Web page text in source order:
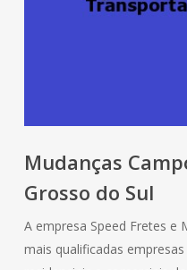
Mudanças
Grosso do Sul
A empresa Speed Fretes e
mais qualificadas